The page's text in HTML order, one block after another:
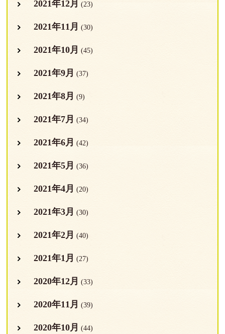
2021年12月 (23)
2021年11月 (30)
2021年10月 (45)
2021年9月 (37)
2021年8月 (9)
2021年7月 (34)
2021年6月 (42)
2021年5月 (36)
2021年4月 (20)
2021年3月 (30)
2021年2月 (40)
2021年1月 (27)
2020年12月 (33)
2020年11月 (39)
2020年10月 (44)